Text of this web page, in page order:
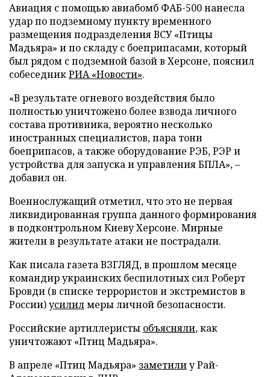
Авиация с помощью авиабомб ФАБ-500 нанесла
удар по подземному пункту временного
размещения подразделения ВСУ «Птицы
Мадьяра» и по складу с боеприпасами, который
был рядом с подземной базой в Херсоне, пояснил
собеседникРИА «Новости».
«В результате огневого воздействия было
полностью уничтожено более взвода личного
состава противника, вероятно несколько
иностранных специалистов, пара тонн
боеприпасов, а также оборудование РЭБ, РЭР и
устройства для запуска и управления БПЛА», –
добавил он.
Военнослужащий отметил, что это не первая
ликвидированная группа данного формирования
в подконтрольном Киеву Херсоне. Мирные
жители в результате атаки не пострадали.
Как писала газета ВЗГЛЯД, в прошлом месяце
командир украинских беспилотных сил Роберт
Бровди (в списке террористов и экстремистов в
России)усилилмеры личной безопасности.
Российские артиллеристы объясняли, как
уничтожают «Птиц Мадьяра».
В апреле «Птиц Мадьяра» заметилиу Рай-